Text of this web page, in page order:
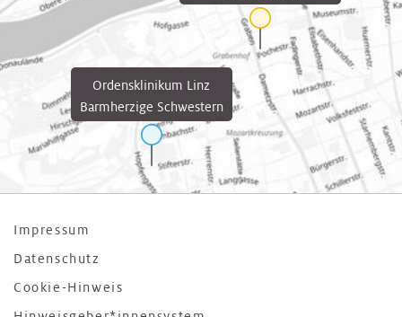
Ordensklinikum Linz
Barmherzige Schwestern
Impressum
Datenschutz
Cookie-Hinweis